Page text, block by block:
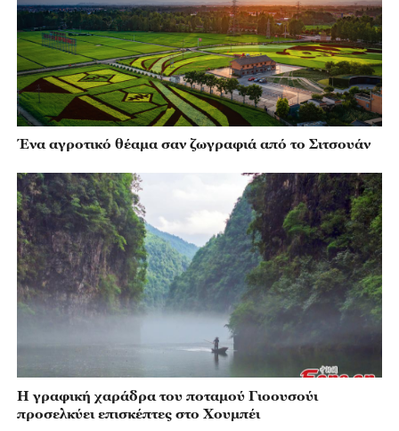
Ένα αγροτικό θέαμα σαν ζωγραφιά από το Σιτσουάν
Η γραφική χαράδρα του ποταμού Γιοουσούι
προσελκύει επισκέπτες στο Χουμπέι